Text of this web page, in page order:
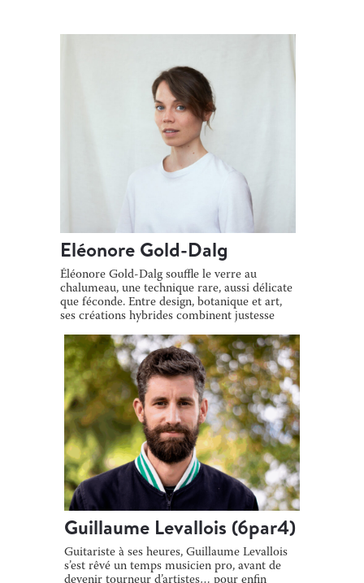
Eléonore Gold-Dalg
Éléonore Gold-Dalg souffle le verre au
chalumeau, une technique rare, aussi délicate
que féconde. Entre design, botanique et art,
ses créations hybrides combinent justesse
Guillaume Levallois (6par4)
Guitariste à ses heures, Guillaume Levallois
s’est rêvé un temps musicien pro, avant de
devenir tourneur d’artistes… pour enfin